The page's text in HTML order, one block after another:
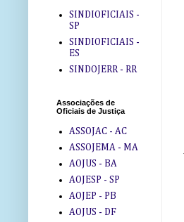
SINDIOFICIAIS -
SP
SINDIOFICIAIS -
ES
SINDOJERR - RR
Associações de
Oficiais de Justiça
ASSOJAC - AC
ASSOJEMA - MA
AOJUS - BA
AOJESP - SP
AOJEP - PB
AOJUS - DF